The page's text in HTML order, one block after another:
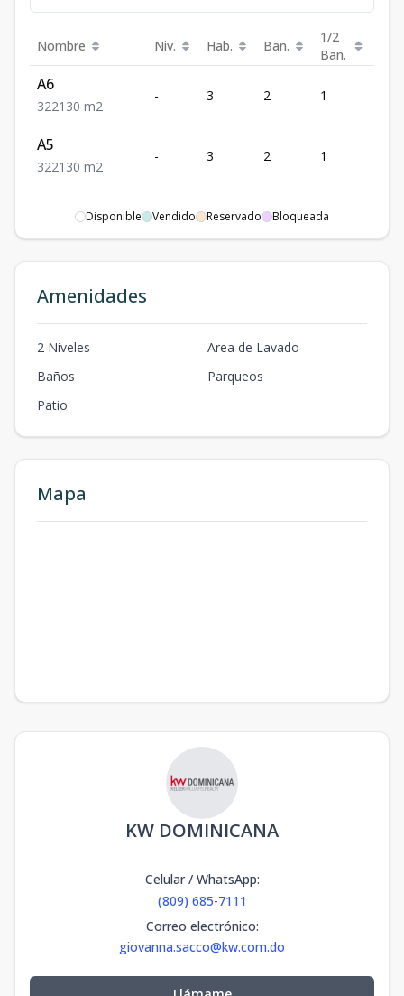
Nombre Niv. Hab. Ban.
1/2
Ban.
A6
322130 m2
- 3 2 1
A5
322130 m2
- 3 2 1
Disponible Vendido Reservado Bloqueada
Amenidades
2 Niveles
Area de Lavado
Baños
Parqueos
Patio
Mapa
KW DOMINICANA
Celular / WhatsApp:
(809) 685-7111
Correo electrónico:
giovanna.sacco@kw.com.do